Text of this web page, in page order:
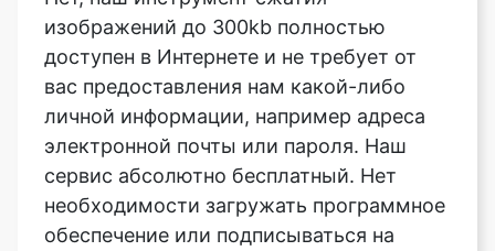
личной информации, например адреса
электронной почты или пароля. Наш
сервис абсолютно бесплатный. Нет
необходимости загружать программное
обеспечение или подписываться на
услугу, поскольку наш инструмент
сжатия изображений до 300kb
сохраняется локально в вашем веб-